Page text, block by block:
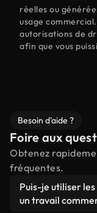
réelles ou
usage
autorisations de
afin que vous
Besoin d'aide ?
Foire aux
Obtenez
fréquentes.
Puis-je utiliser
un travail